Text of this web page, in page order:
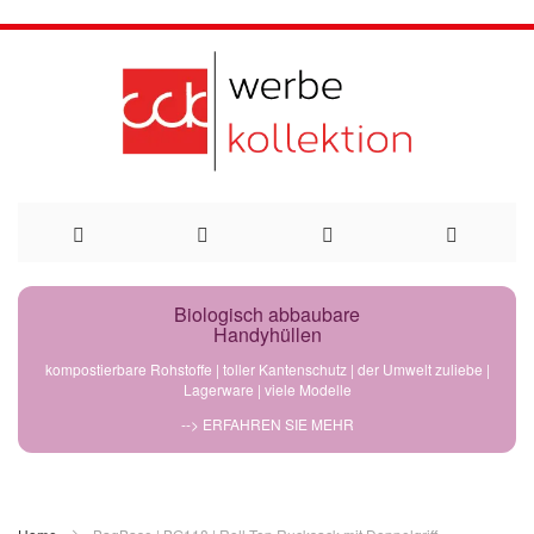
Direkt
Biologisch abbaubare
Handyhüllen
kompostierbare Rohstoffe | toller Kantenschutz | der Umwelt zuliebe |
Lagerware | viele Modelle
--> ERFAHREN SIE MEHR